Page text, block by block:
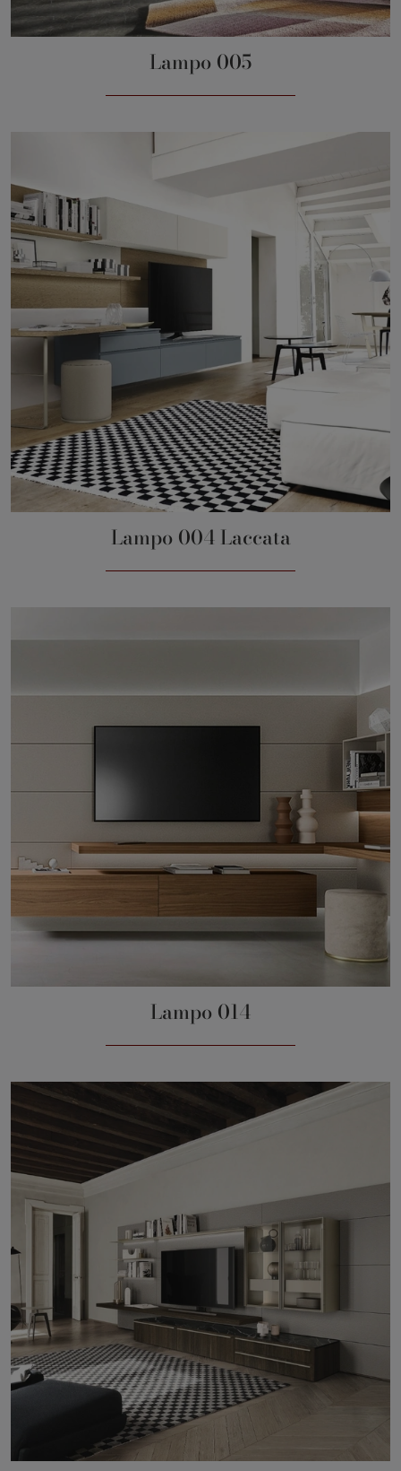
Lampo 005
Lampo 004 Laccata
Lampo 014